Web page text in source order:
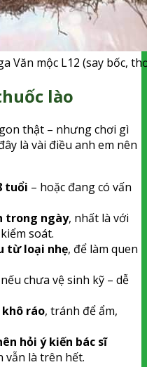
Văn mộc L12 (say bốc,
lào
thật – nhưng chơi gì
là vài điều anh em nên
tuổi – hoặc đang có vấn
trong ngày, nhất là với
soát.
từ loại nhẹ, để làm quen
nếu chưa vệ sinh kỹ – dễ
khô ráo, tránh để ẩm,
hỏi ý kiến bác sĩ
vẫn là trên hết.